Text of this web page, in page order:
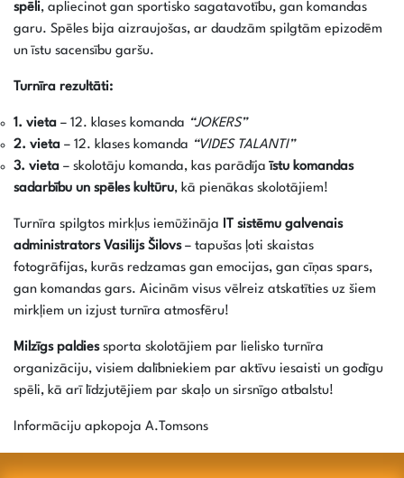
spēli, apliecinot gan sportisko sagatavotību, gan komandas
garu. Spēles bija aizraujošas, ar daudzām spilgtām epizodēm
un īstu sacensību garšu.
Turnīra rezultāti:
1. vieta – 12. klases komanda “JOKERS”
2. vieta – 12. klases komanda “VIDES TALANTI”
3. vieta – skolotāju komanda, kas parādījaīstu komandas
sadarbību un spēles kultūru, kā pienākas skolotājiem!
Turnīra spilgtos mirkļus iemūžināja IT sistēmu galvenais
administrators Vasilijs Šilovs– tapušas ļoti skaistas
fotogrāfijas, kurās redzamas gan emocijas, gan cīņas spars,
gan komandas gars. Aicinām visus vēlreiz atskatīties uz šiem
mirkļiem un izjust turnīra atmosfēru!
Milzīgs paldiessporta skolotājiem par lielisko turnīra
organizāciju, visiem dalībniekiem par aktīvu iesaisti un godīgu
spēli, kā arī līdzjutējiem par skaļo un sirsnīgo atbalstu!
Informāciju apkopoja A.Tomsons